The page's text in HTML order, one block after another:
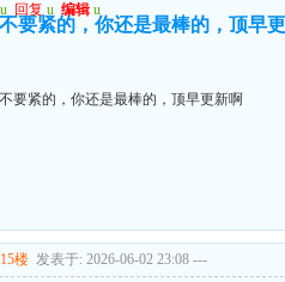
u 回复 u 编辑 u
不要紧的，你还是最棒的，顶早
不要紧的，你还是最棒的，顶早更新啊
15楼 发表于: 2026-06-02 23:08 ---